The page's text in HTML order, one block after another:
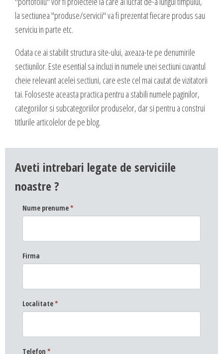
la sectiunea "produse/servicii" va fi prezentat fiecare produs sau
serviciu in parte etc.
Odata ce ai stabilit structura site-ului, axeaza-te pe denumirile
sectiunilor. Este esential sa incluzi in numele unei sectiuni cuvantul
cheie relevant acelei sectiuni, care este cel mai cautat de vizitatorii
tai. Foloseste aceasta practica pentru a stabili numele paginilor,
categoriilor si subcategoriilor produselor, dar si pentru a construi
titlurile articolelor de pe blog.
Aveti intrebari legate de serviciile
noastre ?
Nume prenume*
Firma
Localitate*
Telefon *